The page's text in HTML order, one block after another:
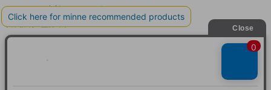
セキュリティ相談AIチャットボット
実在証明・盗聴対策
サイバー攻撃対策（GMOサイバーセキュリティ byイエラエ）